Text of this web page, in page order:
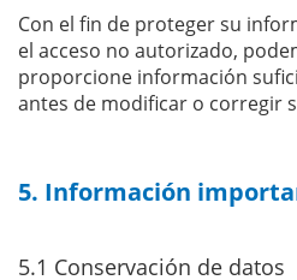
Con el fin de proteger su
el acceso no autorizado,
proporcione información
antes de modificar o corregir
5. Información
5.1 Conservación de datos